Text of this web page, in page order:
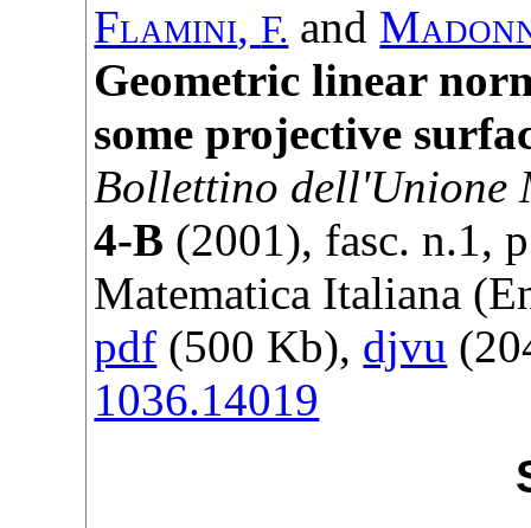
Flamini, F. and
Geometric linear
some projective
Bollettino dell'Unione
4-B (2001), fasc. n.1,
Matematica Italiana
pdf (500 Kb), djvu
1036.14019